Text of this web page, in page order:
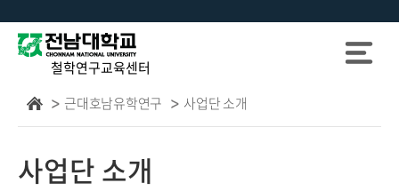
철학연구교육센터
근대호남유학연구
사업단 소개
사업단 소개